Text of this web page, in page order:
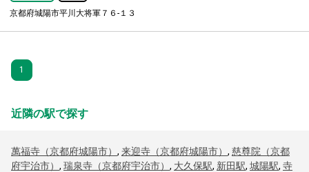
京都府城陽市平川大将軍７６-１３
1
近隣の駅で探す
萬福寺（京都府城陽市） , 来迎寺（京都府城陽市） , 慈尊院（京都
府宇治市） , 瑞泉寺（京都府宇治市） , 大久保駅, 新田駅, 城陽駅, 寺